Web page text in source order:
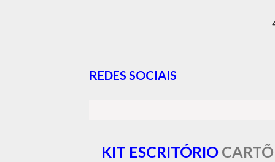
REDES SOCIAIS
KIT ESCRITÓRIO